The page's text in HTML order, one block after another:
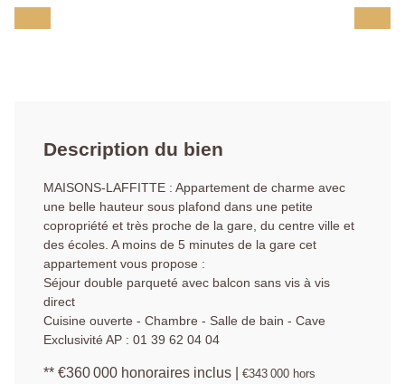
Description du bien
MAISONS-LAFFITTE : Appartement de charme avec
une belle hauteur sous plafond dans une petite
copropriété et très proche de la gare, du centre ville et
des écoles. A moins de 5 minutes de la gare cet
appartement vous propose :
Séjour double parqueté avec balcon sans vis à vis
direct
Cuisine ouverte - Chambre - Salle de bain - Cave
Exclusivité AP : 01 39 62 04 04
** €360 000 honoraires inclus €343 000 hors